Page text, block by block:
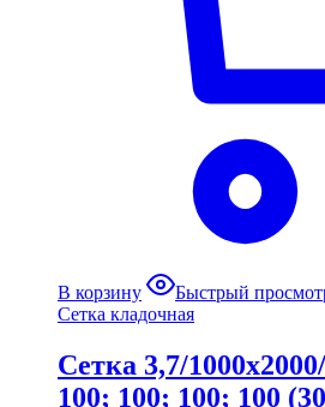
В корзину Быстрый
Сетка кладочная
Сетка 3,7/
100; 100; 100; 100